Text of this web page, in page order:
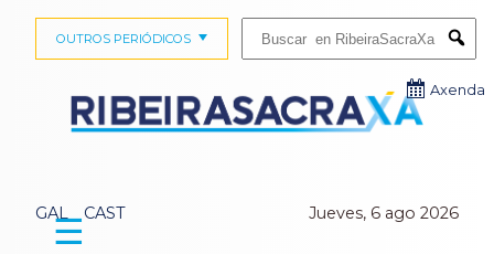
GAL CAST Jueves, 6 ago 2026
OUTROS PERIÓDICOS
Axenda
☰